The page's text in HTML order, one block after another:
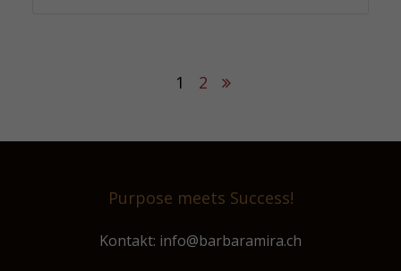
1 2
Purpose meets Success!
Kontakt: info@barbaramira.ch